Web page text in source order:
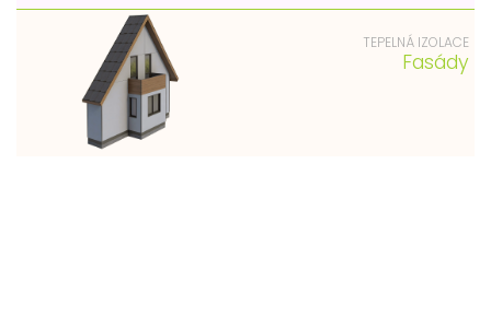
TEPELNÁ IZOLACE
Fasády